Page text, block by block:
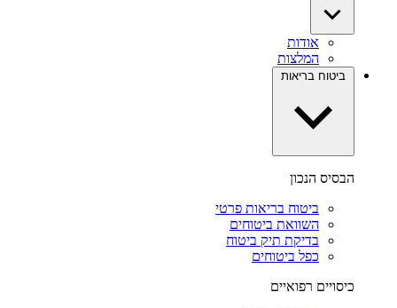
אודות
המלצות
ביטוח בריאות
הבסיס הנכון
ביטוח בריאות פרטי
השוואת ביטוחים
בדיקת תיק ביטוח
כפל ביטוחים
כיסויים רפואיים